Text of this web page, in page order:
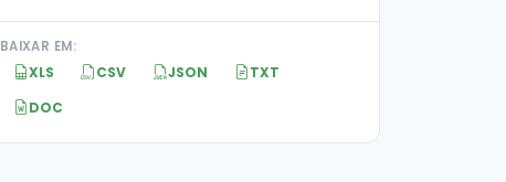
BAIXAR EM:
XLS CSV JSON
TXT
DOC